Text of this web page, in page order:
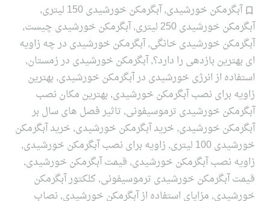
آبگرمکن خورشیدی,آبگرمکن خورشیدی 150 لیتری
,
آبگرمکن خورشیدی 250 لیتری
,آبگرمکن خورشیدی چیست,
آبگرمکن خورشیدی خانگی,آبگرمکن خورشیدی در چه زاویه
ای بهترین بازدهی را دارد؟,آبگرمکن خورشیدی در زمستان,
استفاده از انرژی خورشیدی در آبگرمکن خورشیدی, بهترین
زاویه برای نصب آبگرمکن خورشیدی, بهترین مکان نصب
آبگرمکن خورشیدی ترموسیفونی, تاثیر فصل های سال بر
آبگرمکن خورشیدی, خرید آبگرمکن خورشیدی, خرید آبگرمکن
خورشیدی 100 لیتری
, زاویه برای نصب آبگرمکن خورشیدی,
زاویه نصب آبگرمکن خورشیدی, قیمت آبگرمکن خورشیدی,
قیمت آبگرمکن خورشیدی ترموسیفونی,کلکتور آبگرمکن
خورشیدی, مزایای استفاده از آبگرمکن خورشیدی, نصاب